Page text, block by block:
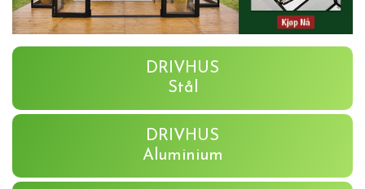
DRIVHUS
Stål
DRIVHUS
Aluminium